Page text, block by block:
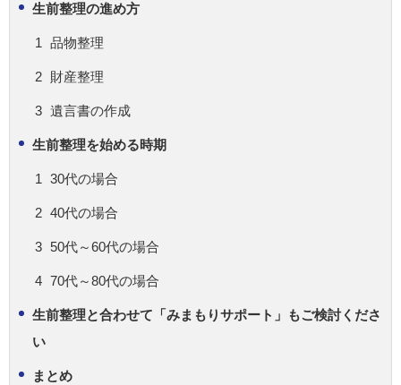
生前整理の進め方
品物整理
財産整理
遺言書の作成
生前整理を始める時期
30代の場合
40代の場合
50代～60代の場合
70代～80代の場合
生前整理と合わせて「みまもりサポート」もご検討くださ
い
まとめ